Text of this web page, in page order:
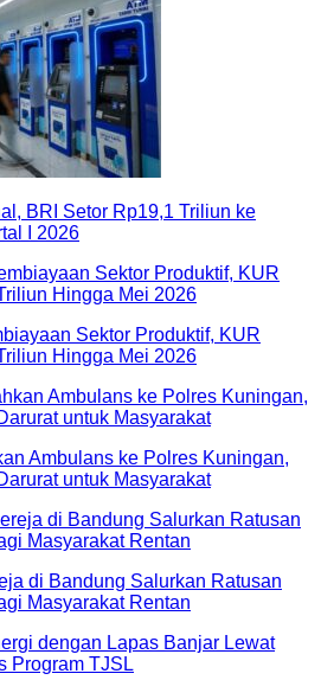
BRI Setor Rp19,1 Triliun ke
I 2026
Sektor Produktif, KUR
Hingga Mei 2026
Ambulans ke Polres Kuningan,
untuk Masyarakat
di Bandung Salurkan Ratusan
Masyarakat Rentan